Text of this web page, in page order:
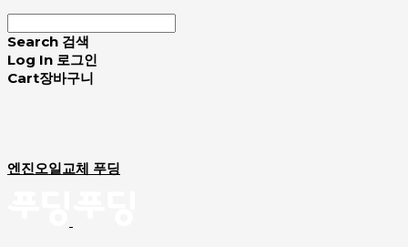
Search 검색
Log In 로그인
Cart장바구니
엔진오일교체 푸딩